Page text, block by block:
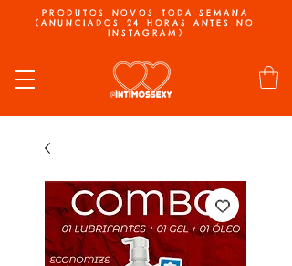
PRODUTOS NOVOS TODA SEMANA
(ANUNCIADOS 24 HORAS ANTES NO
INSTAGRAM)